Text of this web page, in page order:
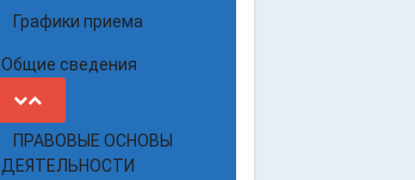
Графики приема
Общие сведения
ПРАВОВЫЕ ОСНОВЫ
ДЕЯТЕЛЬНОСТИ